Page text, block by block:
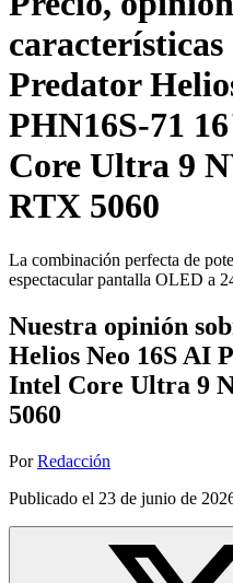
características
Predator
PHN16S-71
Core Ultra 9
RTX 5060
La combinación perfecta de
espectacular pantalla OLED a
Nuestra opinión
Helios Neo 16S AI
Intel Core Ultra 9
5060
Por Redacción
Publicado el 23 de junio de